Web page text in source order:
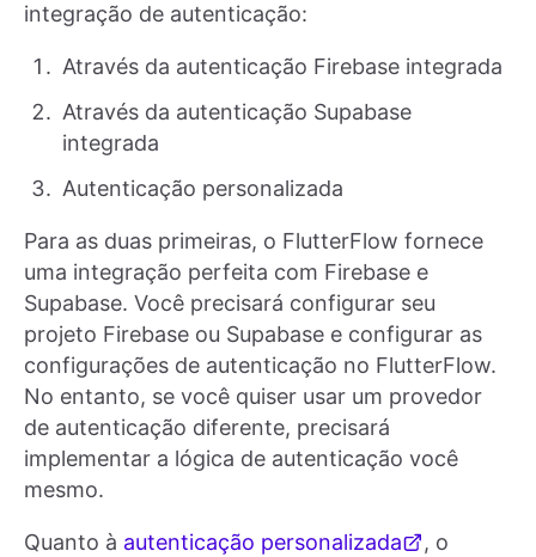
integração de autenticação:
Através da autenticação Firebase integrada
Através da autenticação Supabase
integrada
Autenticação personalizada
Para as duas primeiras, o FlutterFlow fornece
uma integração perfeita com Firebase e
Supabase. Você precisará configurar seu
projeto Firebase ou Supabase e configurar as
configurações de autenticação no FlutterFlow.
No entanto, se você quiser usar um provedor
de autenticação diferente, precisará
implementar a lógica de autenticação você
mesmo.
Quanto à autenticação personalizada
, o